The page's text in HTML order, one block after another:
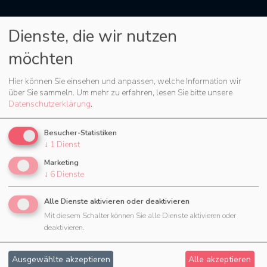
459
Jetzt 30 Tage testen
Fragen?
Schreiben Sie uns. Falls erwünscht, beraten
wir Sie auch in einem persönlichen Telefonat.
Dienste, die wir nutzen
möchten
Hier können Sie einsehen und anpassen, welche Information wir
über Sie sammeln. Um mehr zu erfahren, lesen Sie bitte unsere
Datenschutzerklärung.
Besucher-Statistiken
↓ 1 Dienst
Marketing
↓ 6 Dienste
Alle Dienste aktivieren oder deaktivieren
Mit diesem Schalter können Sie alle Dienste aktivieren oder
deaktivieren.
Ausgewählte akzeptieren Alle akzeptieren